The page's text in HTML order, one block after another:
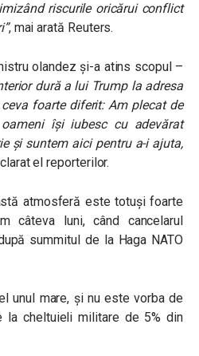
riscurile oricărui conflict
, mai arată Reuters.
olandez și-a atins scopul –
dură a lui Trump la adresa
foarte diferit: Am plecat de
își iubesc cu adevărat
și suntem aici pentru a-i ajuta,
el reporterilor.
atmosferă este totuși foarte
câteva luni, când cancelarul
summitul de la Haga NATO
unul mare, și nu este vorba de
la cheltuieli militare de 5% din